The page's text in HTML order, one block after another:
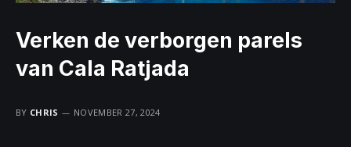
Verken de verborgen parels
van Cala Ratjada
BY CHRIS NOVEMBER 27, 2024